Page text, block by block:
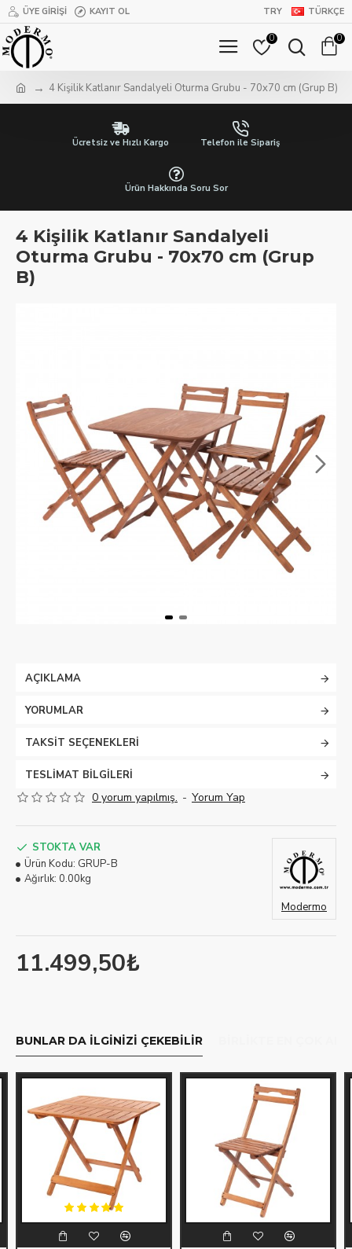
ÜYE GIRIŞI KAYIT OL TRY TÜRKÇE
0 0
4 Kişilik Katlanır Sandalyeli Oturma Grubu - 70x70 cm (Grup B)
Ücretsiz ve Hızlı Kargo Telefon ile Sipariş
Ürün Hakkında Soru Sor
4 Kişilik Katlanır Sandalyeli
Oturma Grubu - 70x70 cm (Grup
B)
AÇIKLAMA
YORUMLAR
TAKSIT SEÇENEKLERI
TESLIMAT BILGILERI
0 yorum yapılmış. - Yorum Yap
11.499,50₺
STOKTA VAR
Ürün Kodu: GRUP-B
Ağırlık: 0.00kg
Modermo
BUNLAR DA İLGINIZI ÇEKEBILIR